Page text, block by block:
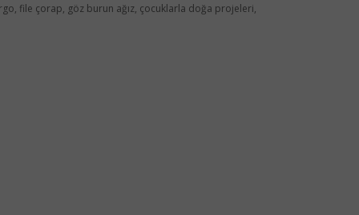
file çorap, göz burun ağız, çocuklarla doğa projeleri,